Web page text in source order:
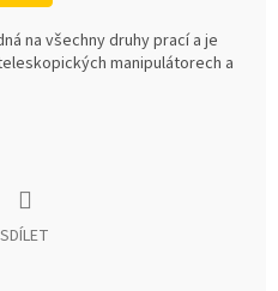
na všechny druhy prací a je
manipulátorech a
SDÍLET